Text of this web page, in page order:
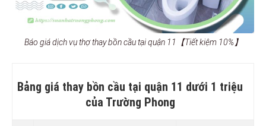
Báo giá dịch vụ thợ thay bồn cầu tại quận 11【Tiết kiệm 10%】
Bảng giá thay bồn cầu tại quận 11 dưới 1 triệu
của Trường Phong